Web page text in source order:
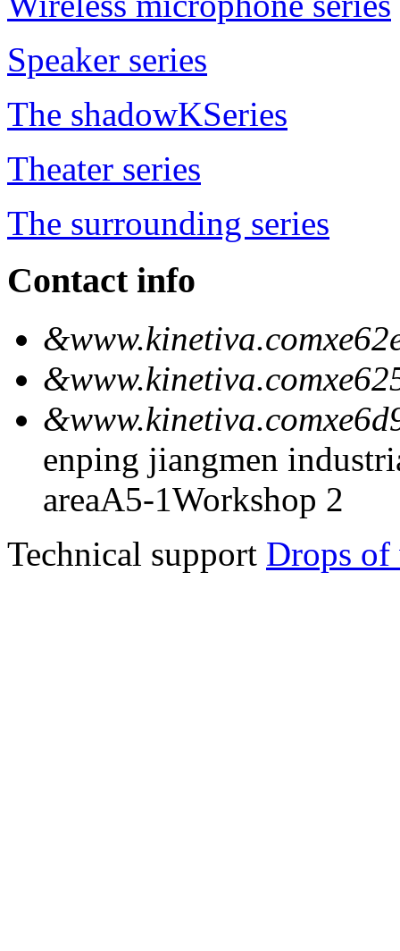
Speaker series
The shadowKSeries
Theater series
The surrounding series
Contact info
enping jiangmen
areaA5-1Workshop 2
Technical support Drops of